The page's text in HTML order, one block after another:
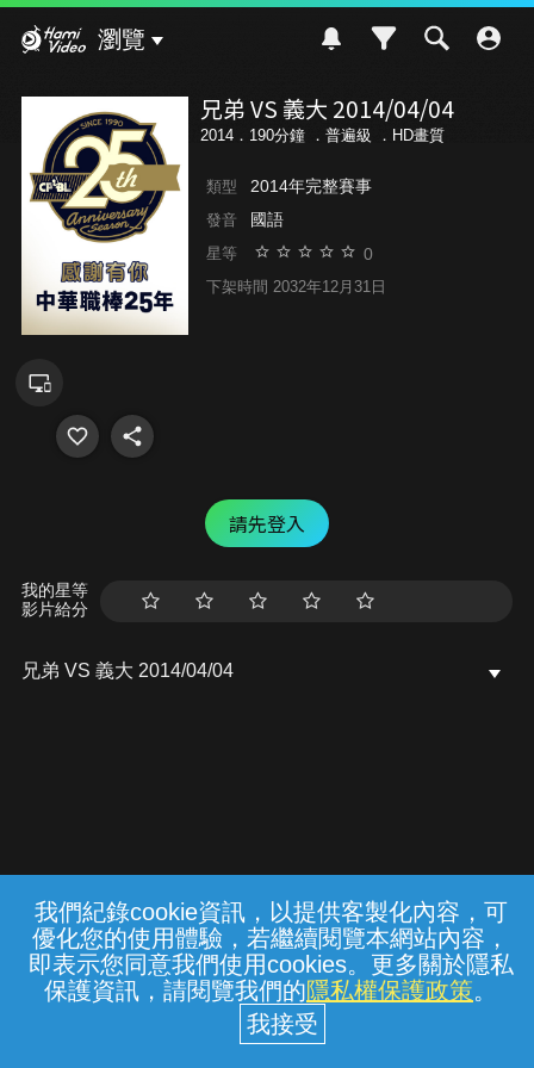
我們紀錄cookie資訊，以提供客製化內容，可
優化您的使用體驗，若繼續閱覽本網站內容，
即表示您同意我們使用cookies。更多關於隱私
保護資訊，請閱覽我們的隱私權保護政策。
瀏覽
兄弟 VS 義大 2014/04/04
2014．190分鐘 ． 普遍級 ．HD畫質
類型 2014年完整賽事
發音 國語
星等 0
下架時間 2032年12月31日
請先登入
我的星等
影片給分
兄弟 VS 義大 2014/04/04
常見問題 線上客服 服務條款 隱私權保護
中華電信股份有限公司個人家庭分公司
(統一編號：96979949) © 2026
{{notifyMsg}}